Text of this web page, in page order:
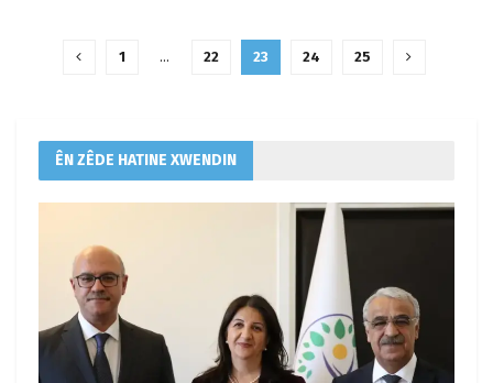
1 … 22 23 24 25
ÊN ZÊDE HATINE XWENDIN